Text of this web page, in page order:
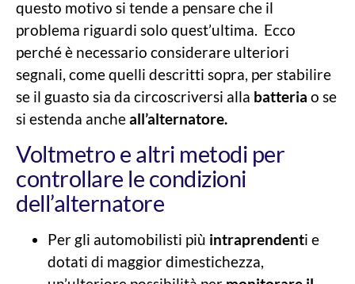
questo motivo si tende a pensare che il
problema riguardi solo quest’ultima. Ecco
perché è necessario considerare ulteriori
segnali, come quelli descritti sopra, per stabilire
se il guasto sia da circoscriversi alla batteria o se
si estenda ancheall’alternatore.
Voltmetro e altri metodi per
controllare le condizioni
dell’alternatore
Per gli automobilisti più intraprendenti e
dotati di maggior dimestichezza,